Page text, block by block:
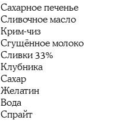
Сахарное печенье
Сливочное масло
Крим-чиз
Сгущённое молоко
Сливки 33%
Клубника
Сахар
Желатин
Вода
Спрайт